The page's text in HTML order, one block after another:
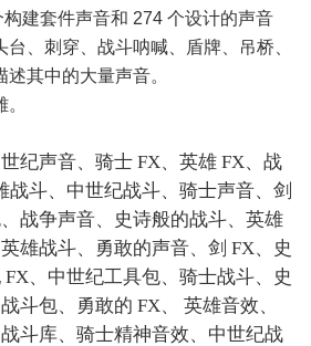
建套件声音和 274 个设计的声音
、刺穿、战斗呐喊、盾牌、吊桥、
其中的大量声音。
纪声音、骑士 FX、英雄 FX、战
战斗、中世纪战斗、骑士声音、剑
战争声音、史诗般的战斗、英雄
雄战斗、勇敢的声音、剑 FX、史
、中世纪工具包、骑士战斗、史
斗包、勇敢的 FX、 英雄音效、
斗库、骑士精神音效、中世纪战